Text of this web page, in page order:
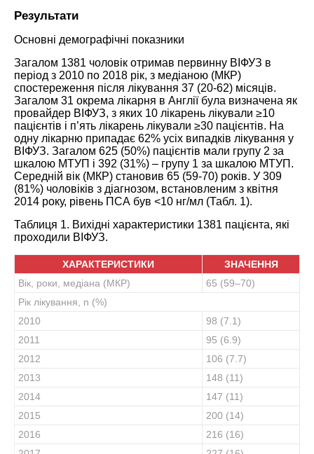
Результати
Основні демографічні показники
Загалом 1381 чоловік отримав первинну ВІФУЗ в
період з 2010 по 2018 рік, з медіаною (МКР)
спостереження після лікування 37 (20-62) місяців.
Загалом 31 окрема лікарня в Англії була визначена як
провайдер ВІФУЗ, з яких 10 лікарень лікували ≥10
пацієнтів і п’ять лікарень лікували ≥30 пацієнтів. На
одну лікарню припадає 62% усіх випадків лікування у
ВІФУЗ. Загалом 625 (50%) пацієнтів мали групу 2 за
шкалою МТУП і 392 (31%) – групу 1 за шкалою МТУП.
Середній вік (МКР) становив 65 (59-70) років. У 309
(81%) чоловіків з діагнозом, встановленим з квітня
2014 року, рівень ПСА був <10 нг/мл (Табл. 1).
Таблиця 1. Вихідні характеристики 1381 пацієнта, які
проходили ВІФУЗ.
ХАРАКТЕРИСТИКИ
ЗНАЧЕННЯ
Вік, роки, медіана (МКР)
65 (59–70)
Рік лікування, n (%)
2010
98 (7.1)
2011
95 (6.9)
2012
106 (7.7)
2013
148 (11)
2014
147 (11)
2015
200 (14)
2016
216 (16)